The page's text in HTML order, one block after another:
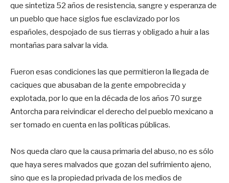
que sintetiza 52 años de resistencia, sangre y esperanza de
un pueblo que hace siglos fue esclavizado por los
españoles, despojado de sus tierras y obligado a huir a las
montañas para salvar la vida.
Fueron esas condiciones las que permitieron la llegada de
caciques que abusaban de la gente empobrecida y
explotada, por lo que en la década de los años 70 surge
Antorcha para reivindicar el derecho del pueblo mexicano a
ser tomado en cuenta en las políticas públicas.
Nos queda claro que la causa primaria del abuso, no es sólo
que haya seres malvados que gozan del sufrimiento ajeno,
sino que es la propiedad privada de los medios de